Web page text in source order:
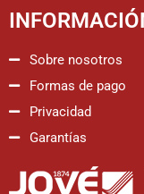
Sobre nosotros
Formas de pago
Privacidad
Garantías